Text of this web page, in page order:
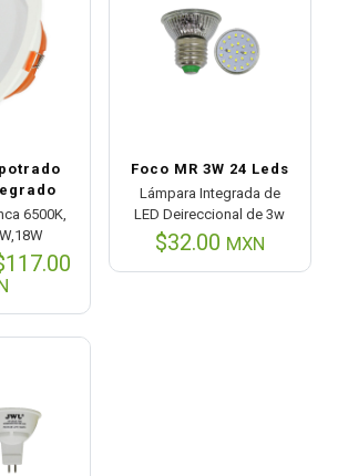
6500K,
117.00Rango
precios:
$51.00
Foco MR 3W 24 Leds
Lámpara Integrada de
LED Deireccional de 3w
$32.00 MXN